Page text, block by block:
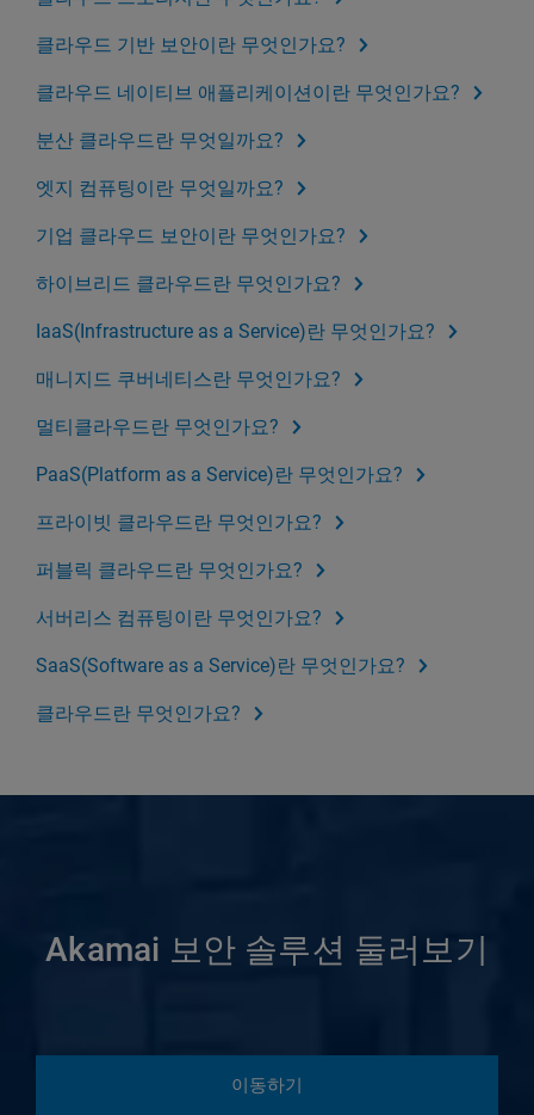
클라우드 기반 보안이란 무엇인가요?
클라우드 네이티브 애플리케이션이란 무엇인가요?
분산 클라우드란 무엇일까요?
엣지 컴퓨팅이란 무엇일까요?
기업 클라우드 보안이란 무엇인가요?
하이브리드 클라우드란 무엇인가요?
IaaS(Infrastructure as a Service)란 무엇인가요?
매니지드 쿠버네티스란 무엇인가요?
멀티클라우드란 무엇인가요?
PaaS(Platform as a Service)란 무엇인가요?
프라이빗 클라우드란 무엇인가요?
퍼블릭 클라우드란 무엇인가요?
서버리스 컴퓨팅이란 무엇인가요?
SaaS(Software as a Service)란 무엇인가요?
클라우드란 무엇인가요?
Akamai 보안 솔루션 둘러보기
이동하기